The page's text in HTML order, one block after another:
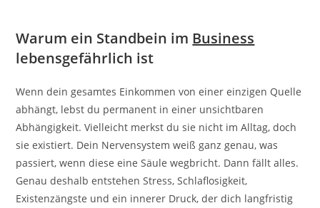
Warum ein Standbein im Business
lebensgefährlich ist
Wenn dein gesamtes Einkommen von einer einzigen Quelle
abhängt, lebst du permanent in einer unsichtbaren
Abhängigkeit. Vielleicht merkst du sie nicht im Alltag, doch
sie existiert. Dein Nervensystem weiß ganz genau, was
passiert, wenn diese eine Säule wegbricht. Dann fällt alles.
Genau deshalb entstehen Stress, Schlaflosigkeit,
Existenzängste und ein innerer Druck, der dich langfristig